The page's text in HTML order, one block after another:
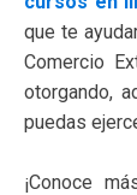
que te
Comercio
otorgando,
puedas
¡Conoce